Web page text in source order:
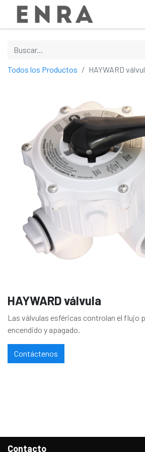
Todos los Productos HAYWARD
HAYWARD válvula
Las válvulas esféricas controlan el flujo
encendido y apagado.
Contáctenos
Contacto